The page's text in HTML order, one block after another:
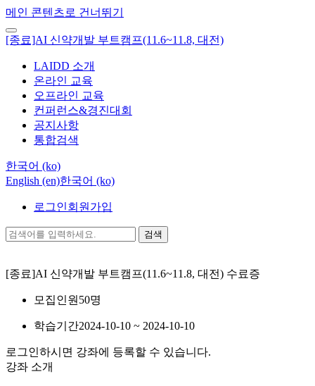
메인 콘텐츠로 건너뛰기
[종료]AI 신약개발 부트캠프(11.6~11.8, 대전)
LAIDD 소개
온라인 교육
오프라인 교육
컨퍼런스&경진대회
공지사항
통합검색
한국어 ‎(ko)‎
English ‎(en)‎한국어 ‎(ko)‎
로그인회원가입
검색
[종료]AI 신약개발 부트캠프(11.6~11.8, 대전) 수료증
모집인원 50명
학습기간2024-10-10 ~ 2024-10-10
로그인하시면 강좌에 등록할 수 있습니다.
강좌 소개